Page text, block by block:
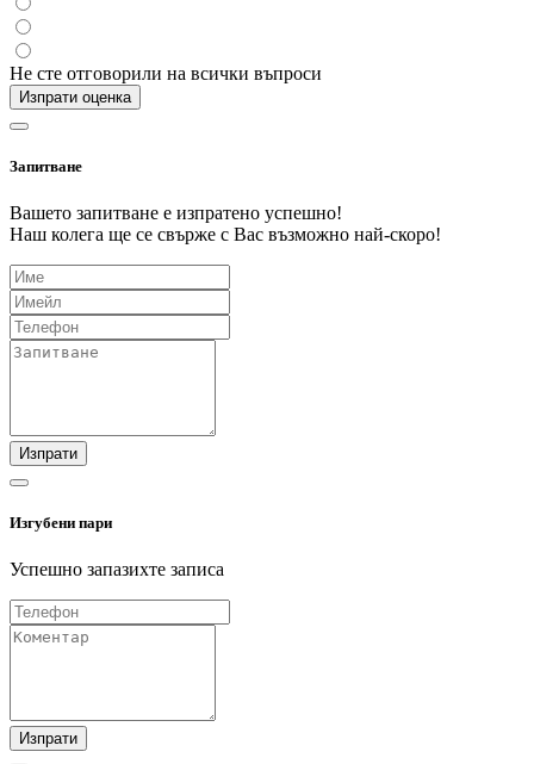
Не сте отговорили на всички въпроси
Изпрати оценка
Запитване
Вашето запитване е изпратено успешно!
Наш колега ще се свърже с Вас възможно най-скоро!
Изпрати
Изгубени пари
Успешно запазихте записа
Изпрати